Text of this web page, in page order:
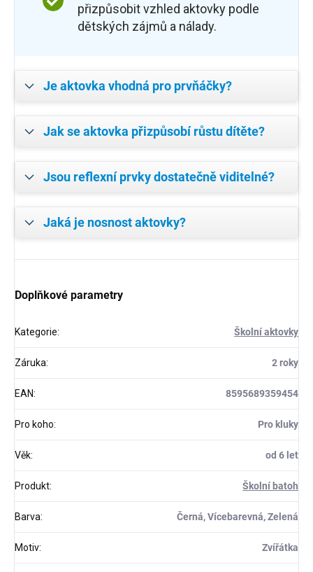
přizpůsobit vzhled aktovky podle
dětských zájmů a nálady.
Je aktovka vhodná pro prvňáčky?
Jak se aktovka přizpůsobí růstu dítěte?
Jsou reflexní prvky dostatečně viditelné?
Jaká je nosnost aktovky?
Doplňkové parametry
Kategorie: Školní aktovky
Záruka: 2 roky
EAN: 8595689359454
Pro koho: Pro kluky
Věk: od 6 let
Produkt: Školní batoh
Barva: Černá, Vícebarevná, Zelená
Motiv: Zvířátka